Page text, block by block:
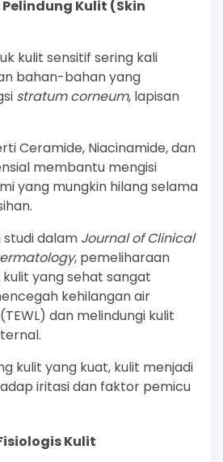
Kulit (Skin
kulit sensitif sering kali
bahan-bahan yang
stratum corneum, lapisan
Ceramide, Niacinamide, dan
membantu mengisi
yang mungkin hilang selama
studi dalam Journal of Clinical
, pemeliharaan
yang sehat sangat
kehilangan air
dan melindungi kulit
kulit yang kuat, kulit menjadi
iritasi dan faktor pemicu
Kulit